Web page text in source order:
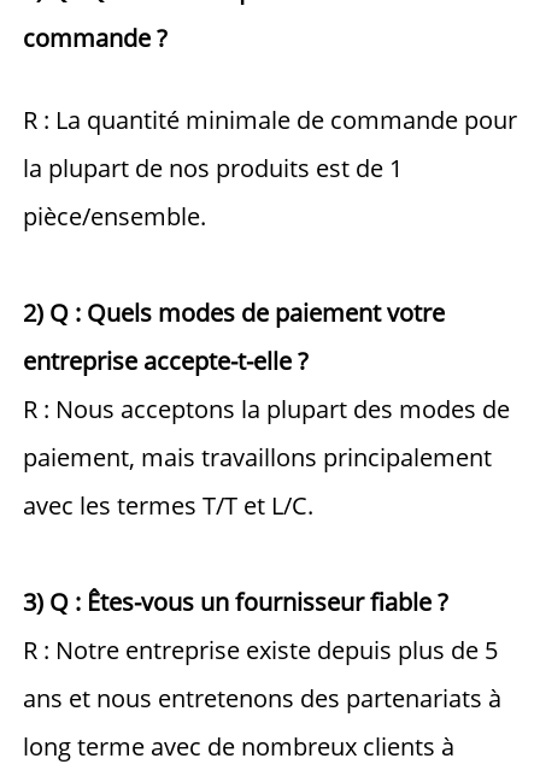
commande ?
R : La quantité minimale de commande pour
la plupart de nos produits est de 1
pièce/ensemble.
2) Q : Quels modes de paiement votre
entreprise accepte-t-elle ?
R : Nous acceptons la plupart des modes de
paiement, mais travaillons principalement
avec les termes T/T et L/C.
3) Q : Êtes-vous un fournisseur fiable ?
R : Notre entreprise existe depuis plus de 5
ans et nous entretenons des partenariats à
long terme avec de nombreux clients à